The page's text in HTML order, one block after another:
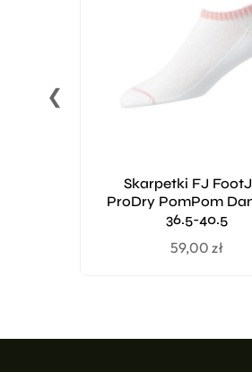
❮
Skarpetki FJ
ProDry PomPom
36.5-40.5
59,00 zł